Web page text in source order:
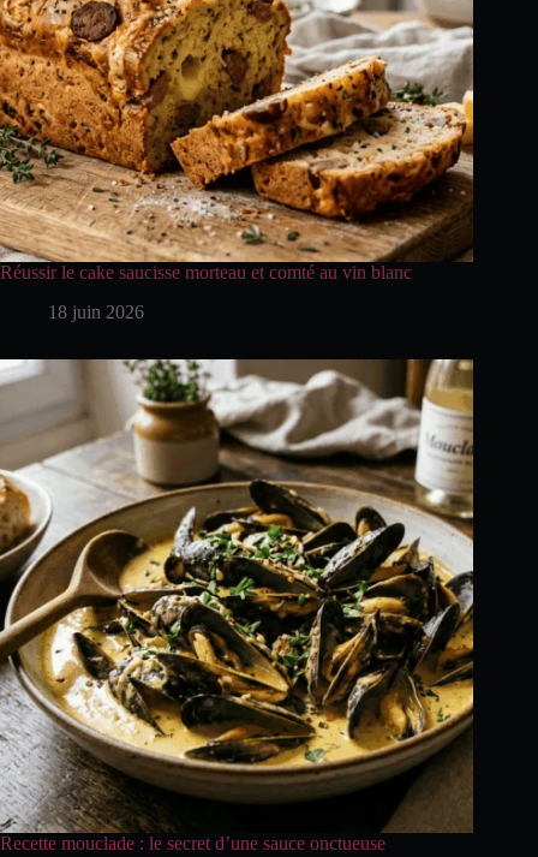
Réussir le cake saucisse morteau et comté au vin blanc
18 juin 2026
Recette mouclade : le secret d’une sauce onctueuse